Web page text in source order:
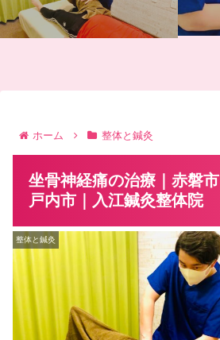
ホーム 整体と鍼灸
坐骨神経痛の治療｜赤磐
戸内市｜入江鍼灸整体院
整体と鍼灸